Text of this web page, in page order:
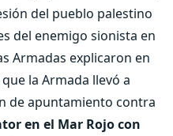
del pueblo palestino
del enemigo sionista en
Armadas explicaron en
la Armada llevó a
de apuntamiento contra
en el Mar Rojo con